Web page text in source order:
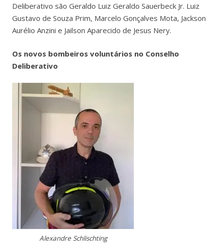
Deliberativo são Geraldo Luiz Geraldo Sauerbeck Jr. Luiz
Gustavo de Souza Prim, Marcelo Gonçalves Mota, Jackson
Aurélio Anzini e Jailson Aparecido de Jesus Nery.
Os novos bombeiros voluntários no Conselho
Deliberativo
Alexandre Schlischting